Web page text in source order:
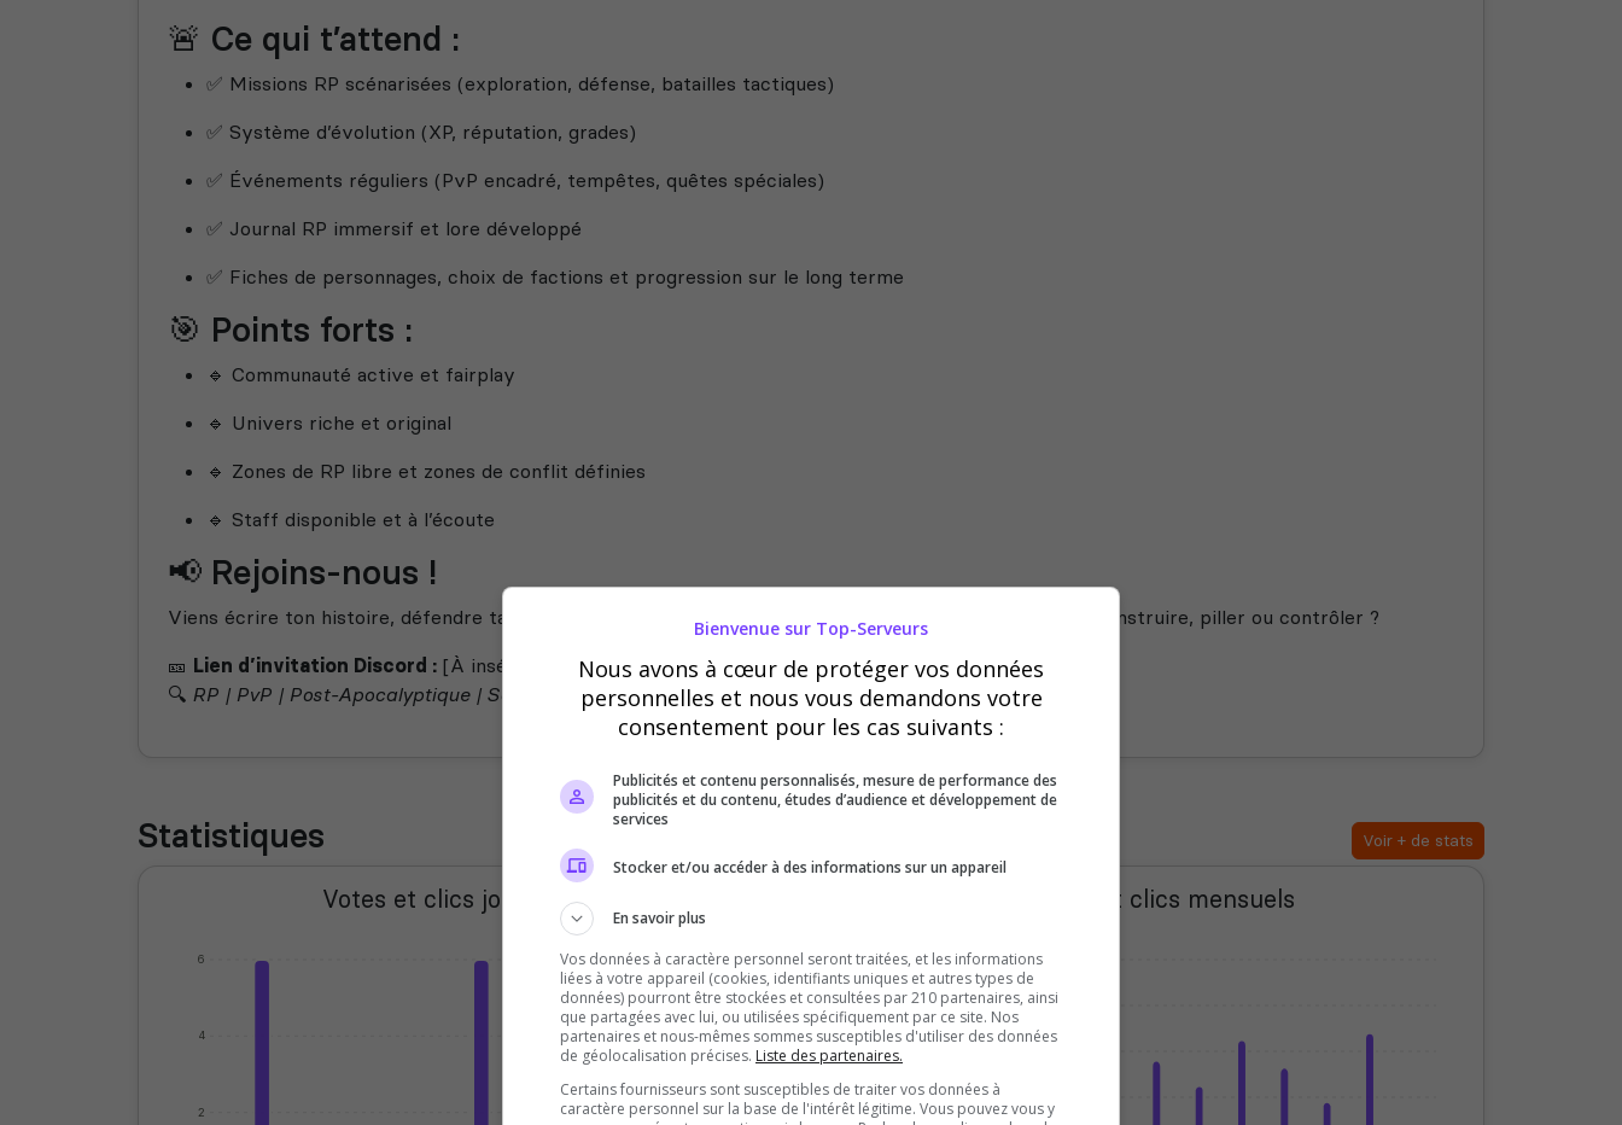
🚨 Ce qui t’attend :
✅ Missions RP scénarisées (exploration, défense, batailles tactiques)
✅ Système d’évolution (XP, réputation, grades)
✅ Événements réguliers (PvP encadré, tempêtes, quêtes spéciales)
✅ Journal RP immersif et lore développé
✅ Fiches de personnages, choix de factions et progression sur le long terme
🎯 Points forts :
🔹 Communauté active et fairplay
🔹 Univers riche et original
🔹 Zones de RP libre et zones de conflit définies
🔹 Staff disponible et à l’écoute
📢 Rejoins-nous !
Viens écrire ton histoire, défendre ta faction et percer les secrets de l’Exode 51. Que choisiras-tu : reconstruire, piller ou contrôler ?
🎫 Lien d’invitation Discord : [À insérer ici]
🔍 RP | PvP | Post-Apocalyptique | Scénario évolutif
Statistiques Voir + de stats
Votes et clics journaliers
2
4
6
Votes et clics mensuels
40
60
80
100
Bienvenue sur Top-Serveurs
Nous avons à cœur de protéger vos données
personnelles et nous vous demandons votre
consentement pour les cas suivants :
Publicités et contenu personnalisés, mesure de performance des
publicités et du contenu, études d’audience et développement de
services
Stocker et/ou accéder à des informations sur un appareil
En savoir plus
Vos données à caractère personnel seront traitées, et les informations
liées à votre appareil (cookies, identifiants uniques et autres types de
données) pourront être stockées et consultées par 210 partenaires, ainsi
que partagées avec lui, ou utilisées spécifiquement par ce site. Nos
partenaires et nous-mêmes sommes susceptibles d'utiliser des données
de géolocalisation précises. Liste des partenaires.
Certains fournisseurs sont susceptibles de traiter vos données à
caractère personnel sur la base de l'intérêt légitime. Vous pouvez vous y